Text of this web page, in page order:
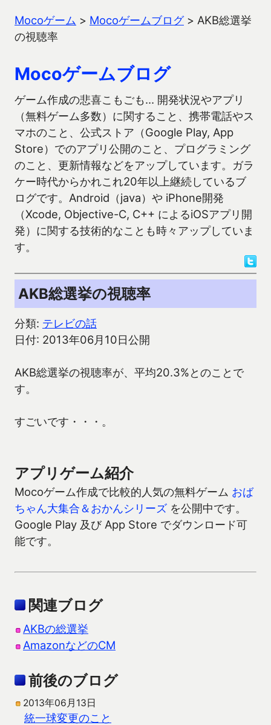
Mocoゲーム > Mocoゲームブログ> AKB総選挙
の視聴率
Mocoゲームブログ
ゲーム作成の悲喜こもごも… 開発状況やアプリ
（無料ゲーム多数）に関すること、携帯電話やス
マホのこと、公式ストア（Google Play, App
Store）でのアプリ公開のこと、プログラミング
のこと、更新情報などをアップしています。ガラ
ケー時代からかれこれ20年以上継続しているブ
ログです。Android（java）や iPhone開発
（Xcode, Objective-C, C++ によるiOSアプリ開
発）に関する技術的なことも時々アップしていま
す。
AKB総選挙の視聴率
分類: テレビの話
日付: 2013年06月10日公開
AKB総選挙の視聴率が、平均20.3%とのことで
す。
すごいです・・・。
アプリゲーム紹介
Mocoゲーム作成で比較的人気の無料ゲーム おば
ちゃん大集合＆おかんシリーズ を公開中です。
Google Play 及び App Store でダウンロード可
能です。
関連ブログ
AKBの総選挙
AmazonなどのCM
前後のブログ
2013年06月13日
統一球変更のこと